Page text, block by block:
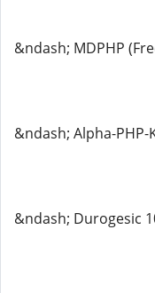
&ndash; MDPHP
&ndash; Alpha-PHP-
&ndash; Durogesic